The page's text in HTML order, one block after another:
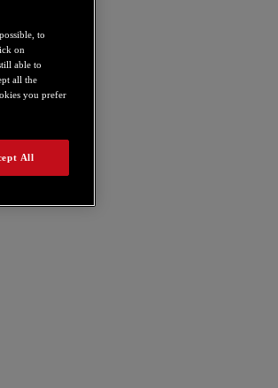
to
on
able to
all the
you prefer
All